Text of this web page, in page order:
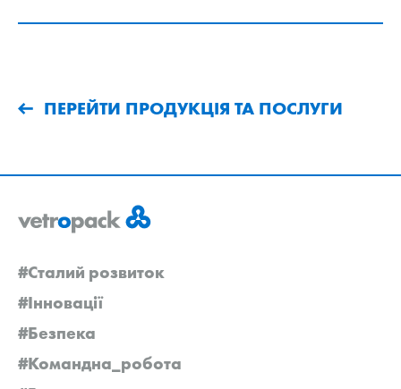
ПЕРЕЙТИ ПРОДУКЦІЯ ТА ПОСЛУГИ
#Сталий розвиток
#Інновації
#Безпека
#Командна_робота